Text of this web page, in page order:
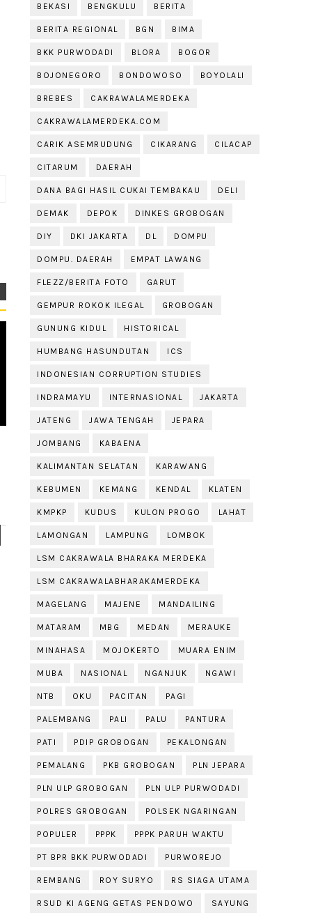
BEKASI BENGKULU BERITA
BERITA REGIONAL BGN BIMA
BKK PURWODADI BLORA BOGOR
BOJONEGORO BONDOWOSO BOYOLALI
BREBES CAKRAWALAMERDEKA
CAKRAWALAMERDEKA.COM
CARIK ASEMRUDUNG CIKARANG CILACAP
CITARUM DAERAH
DANA BAGI HASIL CUKAI TEMBAKAU DELI
DEMAK DEPOK DINKES GROBOGAN
DIY DKI JAKARTA DL DOMPU
DOMPU. DAERAH EMPAT LAWANG
FLEZZ/BERITA FOTO GARUT
GEMPUR ROKOK ILEGAL GROBOGAN
GUNUNG KIDUL HISTORICAL
HUMBANG HASUNDUTAN ICS
INDONESIAN CORRUPTION STUDIES
INDRAMAYU INTERNASIONAL JAKARTA
JATENG JAWA TENGAH JEPARA
JOMBANG KABAENA
KALIMANTAN SELATAN KARAWANG
KEBUMEN KEMANG KENDAL KLATEN
KMPKP KUDUS KULON PROGO LAHAT
LAMONGAN LAMPUNG LOMBOK
LSM CAKRAWALA BHARAKA MERDEKA
LSM CAKRAWALABHARAKAMERDEKA
MAGELANG MAJENE MANDAILING
MATARAM MBG MEDAN MERAUKE
MINAHASA MOJOKERTO MUARA ENIM
MUBA NASIONAL NGANJUK NGAWI
NTB OKU PACITAN PAGI
PALEMBANG PALI PALU PANTURA
PATI PDIP GROBOGAN PEKALONGAN
PEMALANG PKB GROBOGAN PLN JEPARA
PLN ULP GROBOGAN PLN ULP PURWODADI
POLRES GROBOGAN POLSEK NGARINGAN
POPULER PPPK PPPK PARUH WAKTU
PT BPR BKK PURWODADI PURWOREJO
REMBANG ROY SURYO RS SIAGA UTAMA
RSUD KI AGENG GETAS PENDOWO SAYUNG